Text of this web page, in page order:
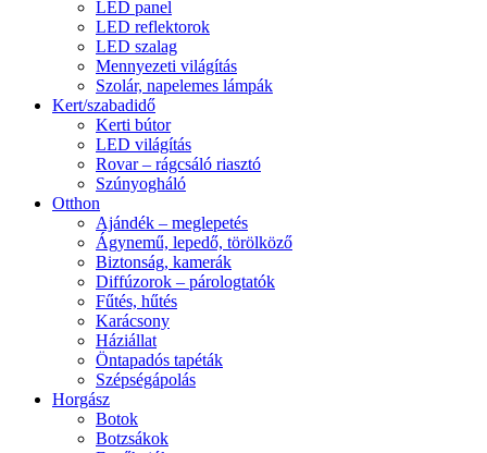
LED panel
LED reflektorok
LED szalag
Mennyezeti világítás
Szolár, napelemes lámpák
Kert/szabadidő
Kerti bútor
LED világítás
Rovar – rágcsáló riasztó
Szúnyogháló
Otthon
Ajándék – meglepetés
Ágynemű, lepedő, törölköző
Biztonság, kamerák
Diffúzorok – párologtatók
Fűtés, hűtés
Karácsony
Háziállat
Öntapadós tapéták
Szépségápolás
Horgász
Botok
Botzsákok